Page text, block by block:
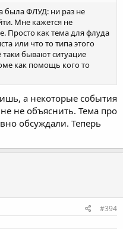
была ФЛУД: ни раз не
Мне кажется не
Просто как тема для флуда
или что то типа этого
бывают ситуацие
как помощь кого то
а некоторые события
не объяснить. Тема про
обсуждали. Теперь
#394